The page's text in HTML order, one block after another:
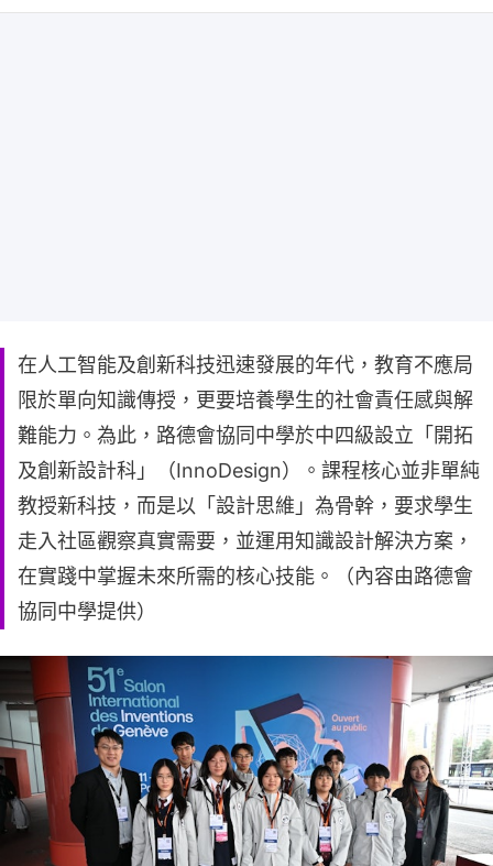
在人工智能及創新科技迅速發展的年代，教育不應局
限於單向知識傳授，更要培養學生的社會責任感與解
難能力。為此，路德會協同中學於中四級設立「開拓
及創新設計科」（InnoDesign）。課程核心並非單純
教授新科技，而是以「設計思維」為骨幹，要求學生
走入社區觀察真實需要，並運用知識設計解決方案，
在實踐中掌握未來所需的核心技能。（內容由路德會
協同中學提供）